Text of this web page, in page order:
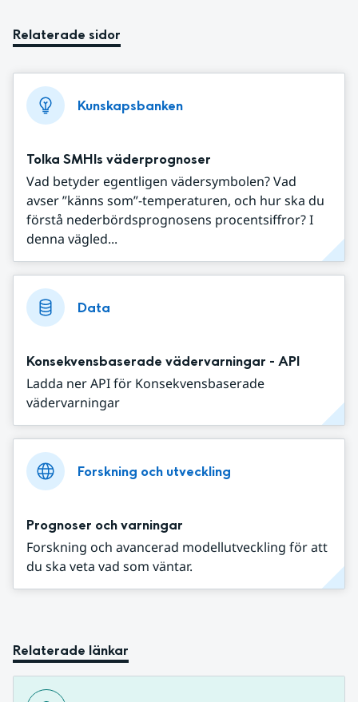
Relaterade sidor
Kunskapsbanken
Tolka SMHIs väderprognoser
Vad betyder egentligen vädersymbolen? Vad
avser ”känns som”-temperaturen, och hur ska du
förstå nederbördsprognosens procentsiffror? I
denna vägled...
Data
Konsekvensbaserade vädervarningar - API
Ladda ner API för Konsekvensbaserade
vädervarningar
Forskning och utveckling
Prognoser och varningar
Forskning och avancerad modellutveckling för att
du ska veta vad som väntar.
Relaterade länkar